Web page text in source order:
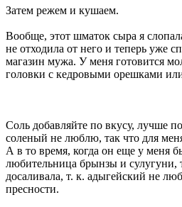
Затем режем и кушаем.
Вообще, этот шматок сыра я
не отходила от него и теперь уже
магазин мужа. У меня готовится
головки с кедровыми орешками
Соль добавляйте по вкусу, лучше
соленый не люблю, так что для
А в то время, когда он еще у меня
любительница брынзы и сулугуни,
досаливала, т. к. адыгейский не
пресности.